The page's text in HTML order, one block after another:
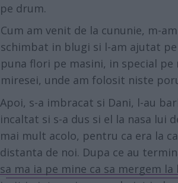
pe drum.
Cum am venit de la cununie, m-am
schimbat in blugi si l-am ajutat pe
puna flori pe masini, in special pe
miresei, unde am folosit niste
Apoi, s-a imbracat si Dani, l-au
incaltat si s-a dus si el la nasa lui
mai mult acolo, pentru ca era la
distanta de noi. Dupa ce au
sa ma ia pe mine ca sa mergem la